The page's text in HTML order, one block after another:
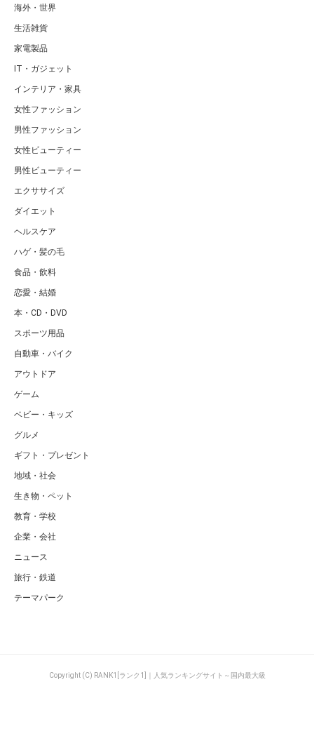
海外・世界
生活雑貨
家電製品
IT・ガジェット
インテリア・家具
女性ファッション
男性ファッション
女性ビューティー
男性ビューティー
エクササイズ
ダイエット
ヘルスケア
ハゲ・髪の毛
食品・飲料
恋愛・結婚
本・CD・DVD
スポーツ用品
自動車・バイク
アウトドア
ゲーム
ベビー・キッズ
グルメ
ギフト・プレゼント
地域・社会
生き物・ペット
教育・学校
企業・会社
ニュース
旅行・鉄道
テーマパーク
Copyright (C) RANK1[ランク1]｜人気ランキングサイト～国内最大級